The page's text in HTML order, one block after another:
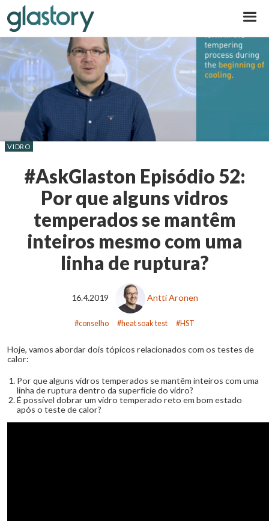
#AskGlaston Episódio 52:
Por que alguns vidros
temperados se mantêm
inteiros mesmo com uma
linha de ruptura?
VIDRO
16.4.2019 Antti Aronen
conselho heat soak test HST
Hoje, vamos abordar dois tópicos relacionados com os testes de
calor:
Por que alguns vidros temperados se mantêm inteiros com uma
linha de ruptura dentro da superfície do vidro?
É possível dobrar um vidro temperado reto em bom estado
após o teste de calor?